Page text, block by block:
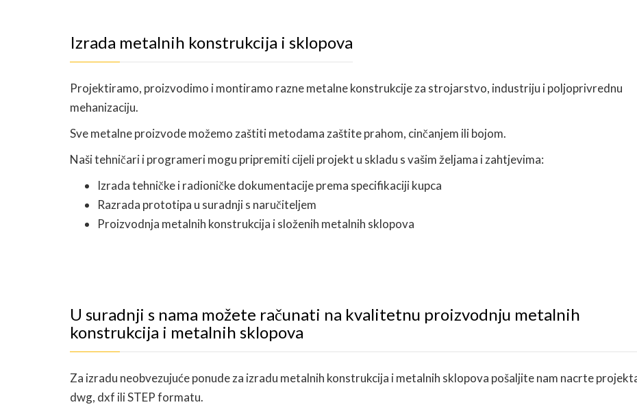
Izrada metalnih konstrukcija i sklopova
Projektiramo, proizvodimo i montiramo razne metalne konstrukcije za strojarstvo, industriju i poljoprivrednu
mehanizaciju.
Sve metalne proizvode možemo zaštiti metodama zaštite prahom, cinčanjem ili bojom.
Naši tehničari i programeri mogu pripremiti cijeli projekt u skladu s vašim željama i zahtjevima:
Izrada tehničke i radioničke dokumentacije prema specifikaciji kupca
Razrada prototipa u suradnji s naručiteljem
Proizvodnja metalnih konstrukcija i složenih metalnih sklopova
U suradnji s nama možete računati na kvalitetnu proizvodnju metalnih
konstrukcija i metalnih sklopova
Za izradu neobvezujuće ponude za izradu metalnih konstrukcija i metalnih sklopova pošaljite nam nacrte
dwg, dxf ili STEP formatu.